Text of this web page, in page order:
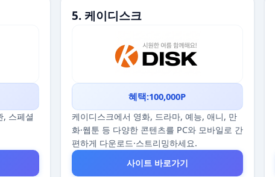
스페셜
5. 케이디스크
혜택:100,000P
케이디스크에서 영화, 드라마, 예능, 애니, 만
화·웹툰 등 다양한 콘텐츠를 PC와 모바일로 간
편하게 다운로드·스트리밍하세요.
사이트 바로가기